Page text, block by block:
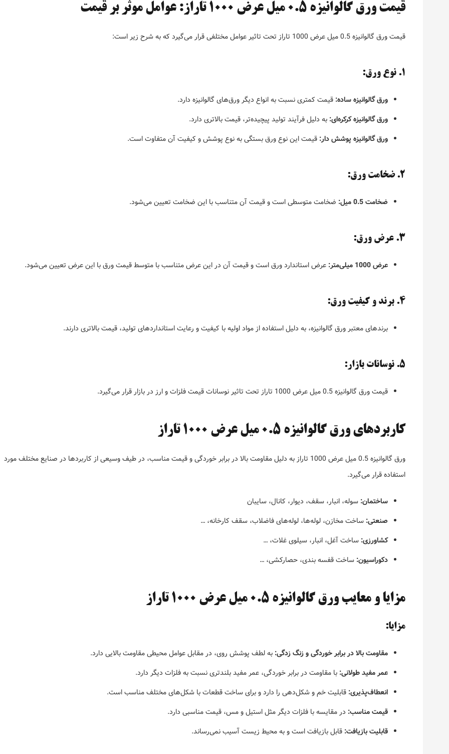
قیمت ورق گالوانیزه 0.5 میل عرض 1000 تاراز: عوامل موثر بر قیمت
قیمت ورق گالوانیزه 0.5 میل عرض 1000 تاراز تحت تاثیر عوامل مختلفی قرار می‌گیرد که به شرح زیر است:
1. نوع ورق:
ورق گالوانیزه ساده: قیمت کمتری نسبت به انواع دیگر ورق‌های گالوانیزه دارد.
ورق گالوانیزه کرکره‌ای: به دلیل فرآیند تولید پیچیده‌تر، قیمت بالاتری دارد.
ورق گالوانیزه پوشش دار: قیمت این نوع ورق بستگی به نوع پوشش و کیفیت آن متفاوت است.
2. ضخامت ورق:
ضخامت 0.5 میل: ضخامت متوسطی است و قیمت آن متناسب با این ضخامت تعیین می‌شود.
3. عرض ورق:
عرض 1000 میلی‌متر: عرض استاندارد ورق است و قیمت آن در این عرض متناسب با متوسط قیمت ورق با این عرض تعیین می‌شود.
4. برند و کیفیت ورق:
برندهای معتبر ورق گالوانیزه، به دلیل استفاده از مواد اولیه با کیفیت و رعایت استانداردهای تولید، قیمت بالاتری دارند.
5. نوسانات بازار:
قیمت ورق گالوانیزه 0.5 میل عرض 1000 تاراز تحت تاثیر نوسانات قیمت فلزات و ارز در بازار قرار می‌گیرد.
کاربردهای ورق گالوانیزه 0.5 میل عرض 1000 تاراز
ورق گالوانیزه 0.5 میل عرض 1000 تاراز به دلیل مقاومت بالا در برابر خوردگی و قیمت مناسب، در طیف وسیعی از کاربردها در صنایع مختلف مورد
استفاده قرار می‌گیرد.
ساختمان: سوله، انبار، سقف، دیوار، کانال، سایبان
صنعتی: ساخت مخازن، لوله‌ها، لوله‌های فاضلاب، سقف کارخانه، …
کشاورزی: ساخت آغل، انبار، سیلوی غلات، …
دکوراسیون: ساخت قفسه بندی، حصارکشی، …
مزایا و معایب ورق گالوانیزه 0.5 میل عرض 1000 تاراز
مزایا:
مقاومت بالا در برابر خوردگی و زنگ زدگی: به لطف پوشش روی، در مقابل عوامل محیطی مقاومت بالایی دارد.
عمر مفید طولانی: با مقاومت در برابر خوردگی، عمر مفید بلندتری نسبت به فلزات دیگر دارد.
انعطاف‌پذیری: قابلیت خم و شکل‌دهی را دارد و برای ساخت قطعات با شکل‌های مختلف مناسب است.
قیمت مناسب: در مقایسه با فلزات دیگر مثل استیل و مس، قیمت مناسبی دارد.
قابلیت بازیافت: قابل بازیافت است و به محیط زیست آسیب نمی‌رساند.